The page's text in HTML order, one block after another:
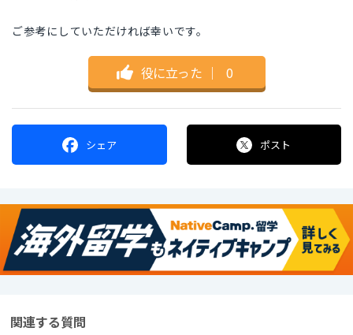
ご参考にしていただければ幸いです。
役に立った ｜ 0
シェア ポスト
関連する質問